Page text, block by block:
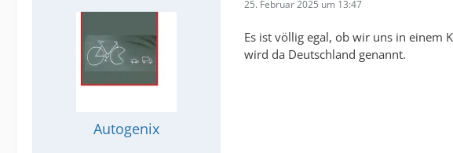
Autogenix
25. Februar 2025 um 13:47
Es ist völlig egal, ob wir uns in einem
wird da Deutschland genannt.